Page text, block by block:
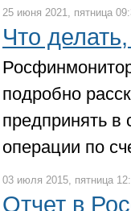
25 июня 2021, пятница
Что
подробно
предпринять в
операции по
03 июля 2015, пятница
Отчет в